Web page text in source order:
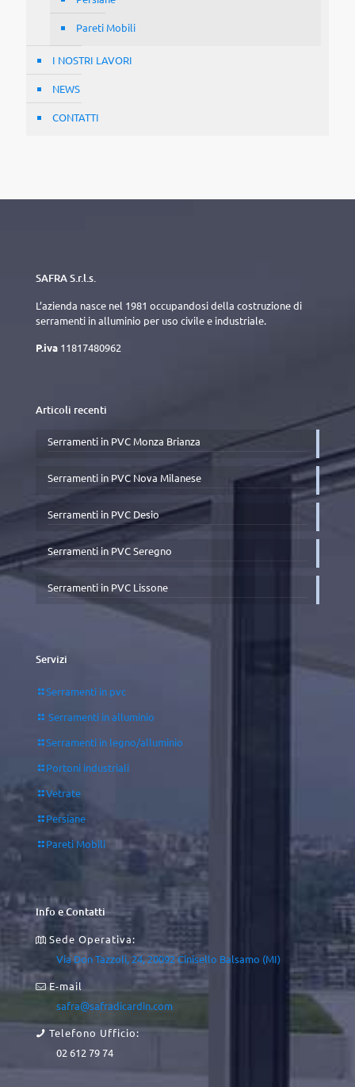
Pareti Mobili
I NOSTRI LAVORI
NEWS
CONTATTI
SAFRA S.r.l.s.
L’azienda nasce nel 1981 occupandosi della costruzione di
serramenti in alluminio per uso civile e industriale.
P.iva 11817480962
Articoli recenti
Serramenti in PVC Monza Brianza
Serramenti in PVC Nova Milanese
Serramenti in PVC Desio
Serramenti in PVC Seregno
Serramenti in PVC Lissone
Servizi
Serramenti in pvc
Serramenti in alluminio
Serramenti in legno/alluminio
Portoni industriali
Vetrate
Persiane
Pareti Mobili
Info e Contatti
Sede Operativa:
Via Don Tazzoli, 24, 20092 Cinisello Balsamo (MI)
E-mail
safra@safradicardin.com
Telefono Ufficio:
02 612 79 74